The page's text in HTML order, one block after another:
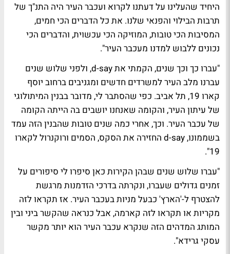
היחיד שהעלינו על דעתנו לקרוא ועכבר העיר היה התנ"ך של
תרבות הבילוי והפנאי שלנו. את כל הדברים הכי חמים,
המסיבות הכי טובות, המוזיקה הכי עכשוית, והדברים הכי
נכונים ללבוש למדנו מעכבר העיר".
"עברו כך וכך שנים, הקמתי את d-say, ולפני שלוש שנים
עברנו מלב העיר למשרדים חדשים ומגניבים ברחוב יוסף
קארו 19, תל אביב. כפי שהסתבר לי, מדובר בבנין המיתולוגי
של עיתון העיר, והקומה שאנחנו יושבים בה הייתה הקומה
של עכבר העיר. וכך, אחרי כמה שנים טובות שהבנין הזה עמד
בשממונו, d-say החזירה את הסקס, הסמים ורוקנרול לקארו
19".
"עברו שלוש שנים שבהן הקירות כאן סיפרו לי סיפורים על
זמנים גדולים שעברו, ונקרתה בדרכי הזדמנות מרגשת
להצטרף ל-'הארץ' כבעל מניות בעכבר העיר. אז תקראו לזה
מקריות או תקראו לזה קארמה, אבל כנראה שהקשר ביני ובין
המותג המדהים הזה שנקרא עכבר העיר הוא יותר מקשר
עסקי גרידא".